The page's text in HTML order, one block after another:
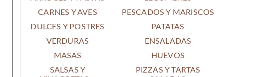
CARNES Y AVES
PESCADOS Y MARISCOS
DULCES Y POSTRES
PATATAS
VERDURAS
ENSALADAS
MASAS
HUEVOS
SALSAS Y
PIZZAS Y TARTAS